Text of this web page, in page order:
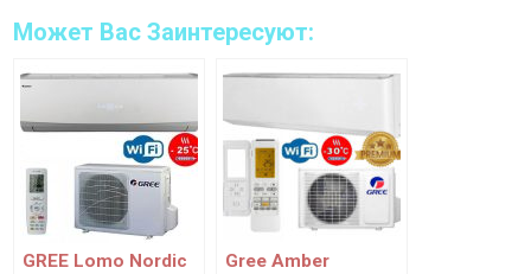
Может Вас Заинтересуют:
GREE Lomo Nordic
Gree Amber